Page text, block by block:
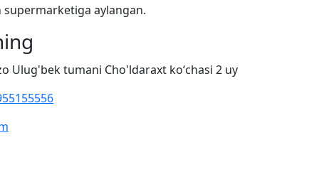
supermarketiga aylangan.
Ulug'bek tumani Cho'ldaraxt koʻchasi 2 uy